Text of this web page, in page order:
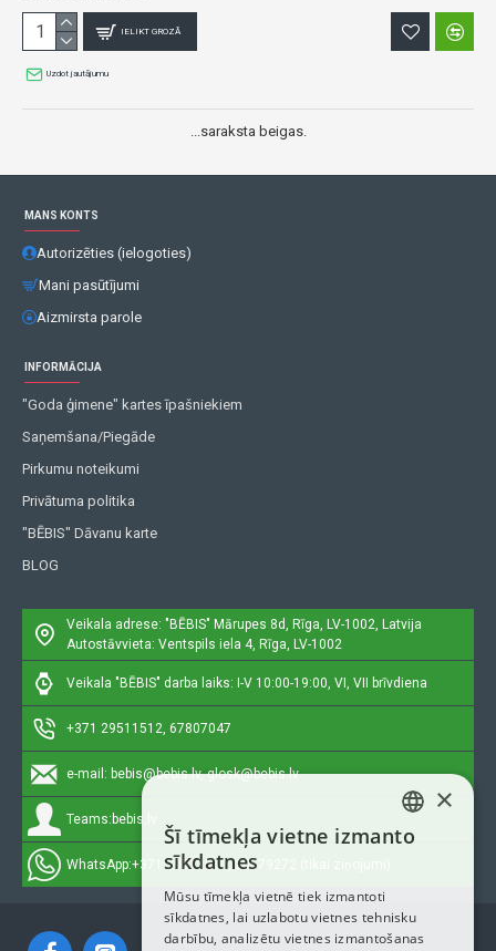
IELIKT GROZĀ
Uzdot jautājumu
...saraksta beigas.
MANS KONTS
Autorizēties (ielogoties)
Mani pasūtījumi
Aizmirsta parole
INFORMĀCIJA
"Goda ģimene" kartes īpašniekiem
Saņemšana/Piegāde
Pirkumu noteikumi
Privātuma politika
"BĒBIS" Dāvanu karte
BLOG
Veikala adrese: "BĒBIS" Mārupes 8d, Rīga, LV-1002, Latvija
Autostāvvieta: Ventspils iela 4, Rīga, LV-1002
Veikala "BĒBIS" darba laiks: I-V 10:00-19:00, VI, VII brīvdiena
+371 29511512, 67807047
e-mail: bebis@bebis.lv, glosk@bebis.lv
Teams: bebis.lv
WhatsApp:+371 29511512, 20579272 (tikai ziņojumi)
LATVIAN
ENGLISH
×
Šī tīmekļa vietne izmanto
sīkdatnes
Mūsu tīmekļa vietnē tiek izmantoti
sīkdatnes, lai uzlabotu vietnes tehnisku
darbību, analizētu vietnes izmantošanas